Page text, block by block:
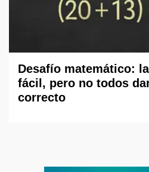
Desafío matemático:
fácil, pero no todos
correcto